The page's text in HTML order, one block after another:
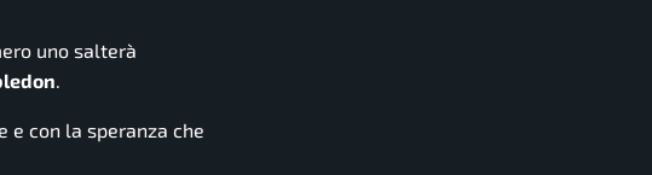
uno salterà
.
e con la speranza che